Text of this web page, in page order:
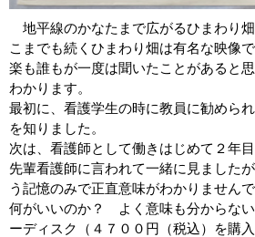
地平線のかなたまで広がるひまわり
こまでも続くひまわり畑は有名な映像
楽も誰もが一度は聞いたことがあると
わかります。
最初に、看護学生の時に教員に勧めら
を知りました。
次は、看護師として働きはじめて２年
先輩看護師に言われて一緒に見ました
う記憶のみで正直意味がわかりませんで
何がいいのか？ よく意味も分からな
ーディスク（４７００円（税込）を購